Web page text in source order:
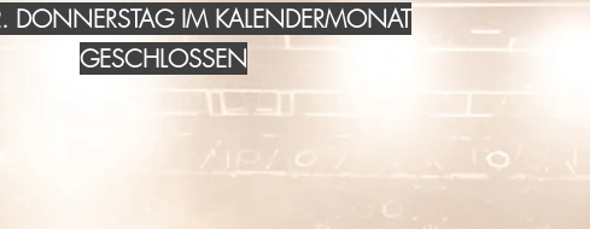
DONNERSTAG IM KALENDERMONAT
GESCHLOSSEN